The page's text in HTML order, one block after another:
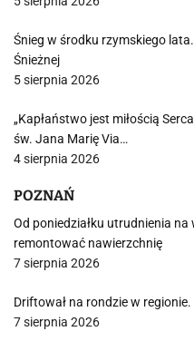
Śnieg w środku rzymskiego
Śnieżnej
5 sierpnia 2026
„Kapłaństwo jest miłością
św. Jana Marię Via…
4 sierpnia 2026
POZNAŃ
Od poniedziałku utrudnienia na
remontować nawierzchnię
7 sierpnia 2026
Driftował na rondzie w
7 sierpnia 2026